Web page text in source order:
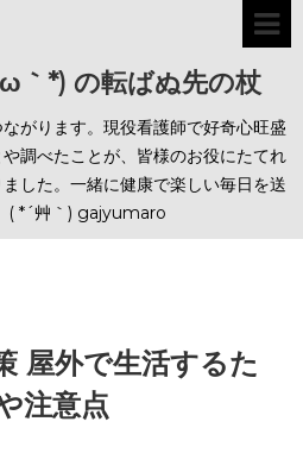
*) の転ばぬ先の杖
がります。現役看護師で好奇心旺盛
調べたことが、皆様のお役にたてれ
した。一緒に健康で楽しい毎日を送
( *´艸｀) gajyumaro
屋外で生活するた
注意点